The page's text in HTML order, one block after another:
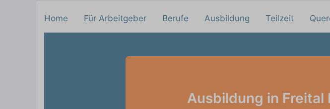
Home Für Arbeitgeber Berufe Ausbildung Teilzeit
Ausbildung in